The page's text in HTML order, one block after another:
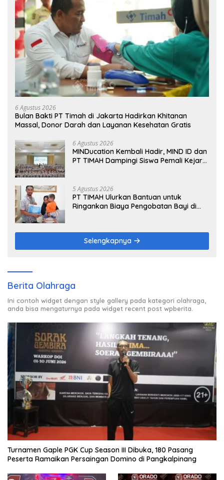
6 Agustus 2026
Bulan Bakti PT Timah di Jakarta Hadirkan Khitanan
Massal, Donor Darah dan Layanan Kesehatan Gratis
6 Agustus 2026
MINDucation Kembali Hadir, MIND ID dan
PT TIMAH Dampingi Siswa Pemali Kejar
5 Agustus 2026
PT TIMAH Ulurkan Bantuan untuk
Ringankan Biaya Pengobatan Bayi di
Selengkapnya
Berita Olahraga
Ini contoh widget dengan style gallery pada kategori olahraga,
anda bisa mengaturnya pada widget recent post wpberita.
Turnamen Gaple PGK Cup Season III Dibuka, 180 Pasang
Peserta Ramaikan Persaingan Domino di Pangkalpinang